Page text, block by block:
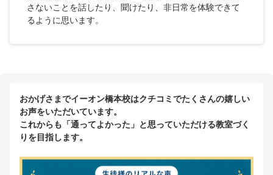
さないことを話したり、聞けたり、非日常を体験できて
るように思います。
おかげさまでイーオン橋本校はクチコミでたくさんの嬉しい
お声をいただいています。
これからも「通ってよかった」と思っていただける教室づく
りを目指します。